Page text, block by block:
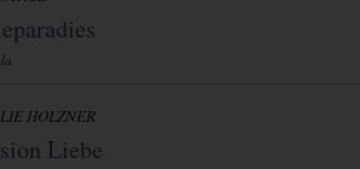
HOLZNER
Liebe